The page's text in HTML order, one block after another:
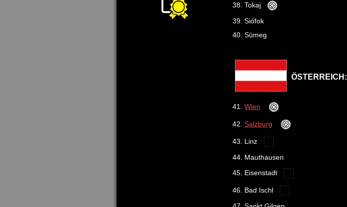
38. Tokaj
39. Siófok
40. Sümeg
ÖSTERREICH:
41. Wien
42. Salzburg
43. Linz
44. Mauthausen
45. Eisenstadt
46. Bad Ischl